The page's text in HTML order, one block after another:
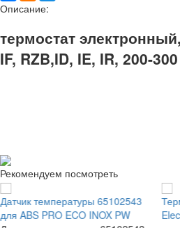
Описание:
термостат
IF, RZB,ID, IE, IR, 200-
Рекомендуем посмотреть
Датчик температуры 65102543
для ABS PRO ECO INOX PW